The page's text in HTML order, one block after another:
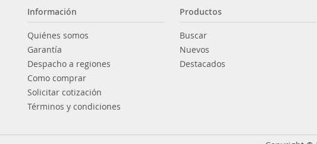
Información
Quiénes somos
Garantía
Despacho a regiones
Como comprar
Solicitar cotización
Términos y condiciones
Productos
Buscar
Nuevos
Destacados